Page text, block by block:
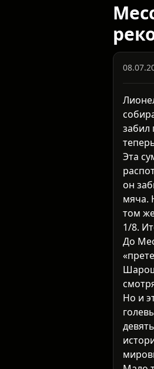
забил
Эта
он
мяча.
том
1/8.
До
Но и